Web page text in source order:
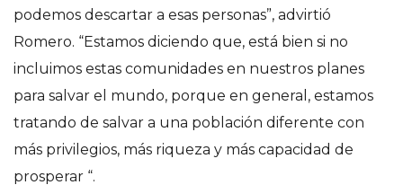
podemos descartar a esas personas”, advirtió
Romero. “Estamos diciendo que, está bien si no
incluimos estas comunidades en nuestros planes
para salvar el mundo, porque en general, estamos
tratando de salvar a una población diferente con
más privilegios, más riqueza y más capacidad de
prosperar “.